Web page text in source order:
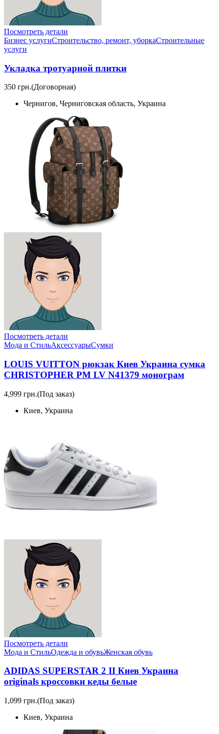
Посмотреть детали
Бизнес услугиСтроительство, ремонт, уборкаCтроительные
услуги
Укладка тротуарной плитки
350 грн.(Договорная)
Чернигов, Черниговская область, Украина
Посмотреть детали
Мода и СтильАксессуарыСумки
LOUIS VUITTON рюкзак Киев Украина сумка
CHRISTOPHER PM LV N41379 монограм
4,999 грн.(Под заказ)
Киев, Украина
Посмотреть детали
Мода и СтильОдежда и обувьЖенская обувь
ADIDAS SUPERSTAR 2 II Киев Украина
originals кроссовки кеды белые
1,099 грн.(Под заказ)
Киев, Украина